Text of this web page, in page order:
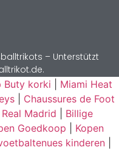
– Unterstützt
Buty korki
Miami Heat
Chaussures de Foot
Madrid
Billige
Goedkoop
Kopen
kinderen